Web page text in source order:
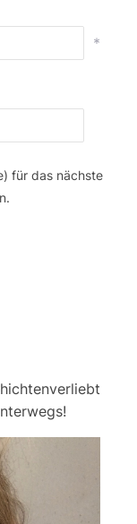
*
für das nächste